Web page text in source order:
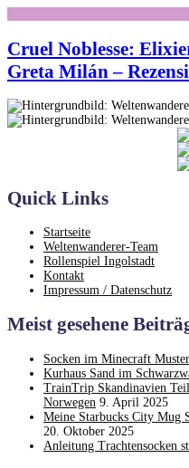
Cruel Noblesse:
Greta Milán –
Quick Links
Startseite
Weltenwanderer-Team
Rollenspiel Ingolstadt
Kontakt
Impressum / Datenschutz
Meist gesehene
Socken im Minecraft
Kurhaus Sand im
TrainTrip Skandinavien
Norwegen 9. April 2025
Meine Starbucks City Mug
20. Oktober 2025
Anleitung Trachtensocken